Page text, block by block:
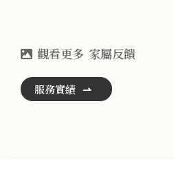
家屬反饋
服務實績